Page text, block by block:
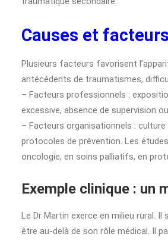
Causes et
Plusieurs facteurs favorisent
antécédents de traumatismes,
– Facteurs professionnels :
excessive, absence de supervision
– Facteurs organisationnels :
protocoles de prévention. Les
oncologie, en soins palliatifs, en
Exemple clinique : un
Le Dr Martin exerce en milieu rural.
être au-delà de son rôle médical. Il